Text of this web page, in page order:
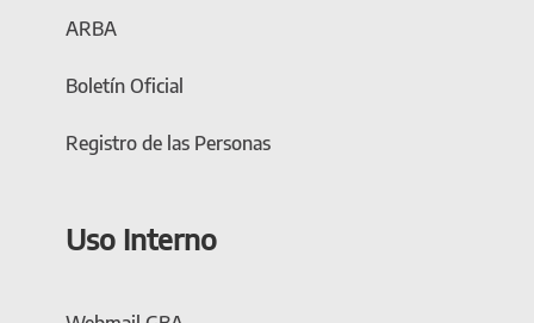
ARBA
Boletín Oficial
Registro de las Personas
Uso Interno